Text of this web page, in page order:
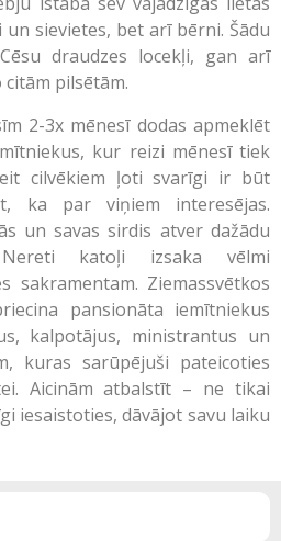
sievietes, bet arī bērni. Šādu
draudzes locekļi, gan arī
pilsētām.
2-3x mēnesī dodas apmeklēt
kur reizi mēnesī tiek
cilvēkiem ļoti svarīgi ir būt
ka par viņiem interesējas.
un savas sirdis atver dažādu
katoļi izsaka vēlmi
sakramentam. Ziemassvētkos
pansionāta iemītniekus
kalpotājus, ministrantus un
kuras sarūpējuši pateicoties
Aicinām atbalstīt – ne tikai
iesaistoties, dāvājot savu laiku